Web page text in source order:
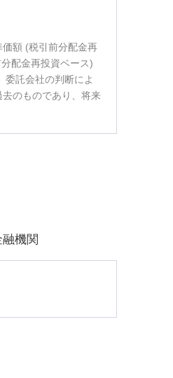
価額 (税引前分配金再
配金再投資ベース)
託会社の判断によ
のものであり、将来
機関